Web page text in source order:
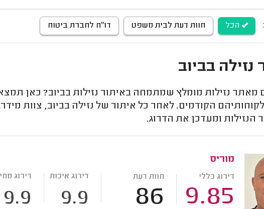
הכל חוות דעת לבית משפט דו"ח לחברת ביטוח
נזילה בביוב
נזילות מומלץ שמתמחה באיתור נזילות בביוב? כאן
הקודמים. לאחר כל איתור של נזילה בביוב, צוות
הנזילות ומעדכן את הדרוג.
מוריס
דירוג כללי
9.85
חוות דעת
86
דירוג איכות
9.9
דירוג
9.9